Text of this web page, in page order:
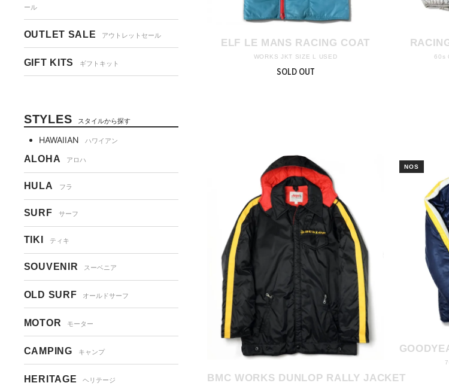
ELF LE MANS RACING COAT
WORKS JKT SIZE L USED
SOLD OUT
60s
BMC WORKS DUNLOP RALLY JACKET
ール
OUTLET SALE アウトレットセール
GIFT KITS ギフトキット
STYLES スタイルから探す
HAWAIIAN ハワイアン
ALOHA アロハ
HULA フラ
SURF サーフ
TIKI ティキ
SOUVENIR スーベニア
OLD SURF オールドサーフ
MOTOR モーター
CAMPING キャンプ
HERITAGE ヘリテージ